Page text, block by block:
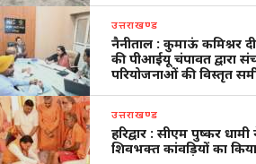
उत्तराखण्ड
नैनीताल : कुमाऊं कमिश्नर
की पीआईयू चंपावत द्वारा
परियोजनाओं की विस्तृत
उत्तराखण्ड
हरिद्वार : सीएम पुष्कर
शिवभक्त कांवड़ियों का